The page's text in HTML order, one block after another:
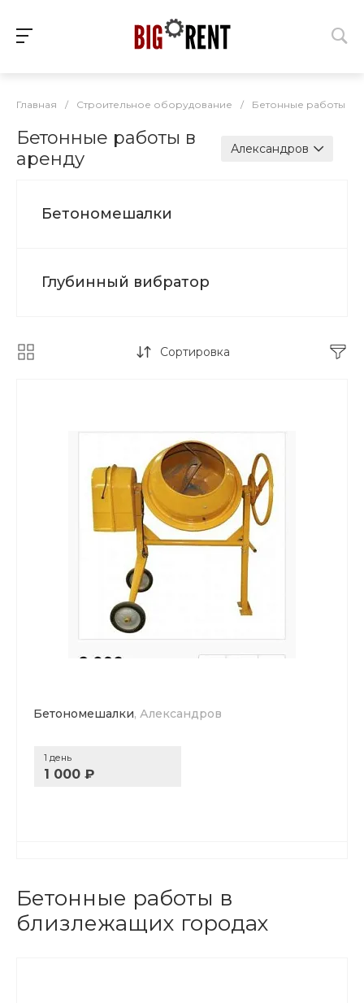
Главная / Строительное оборудование / Бетонные работы
Бетонные работы в
аренду
Александров
Бетономешалки
Глубинный вибратор
Сортировка
Бетономешалки, Александров
1 день
1 000 ₽
Бетонные работы в
близлежащих городах